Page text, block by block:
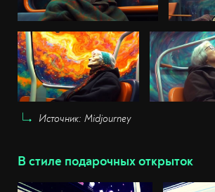
Источник: Midjourney
В стиле подарочных открыток